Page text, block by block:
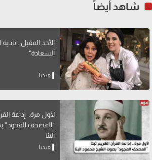
شاهد أيضاً
الأحد المقبل..
السعادة"
ميديا
لأول مرة.. إذاعة
"المصحف المجود"
البنا
ميديا